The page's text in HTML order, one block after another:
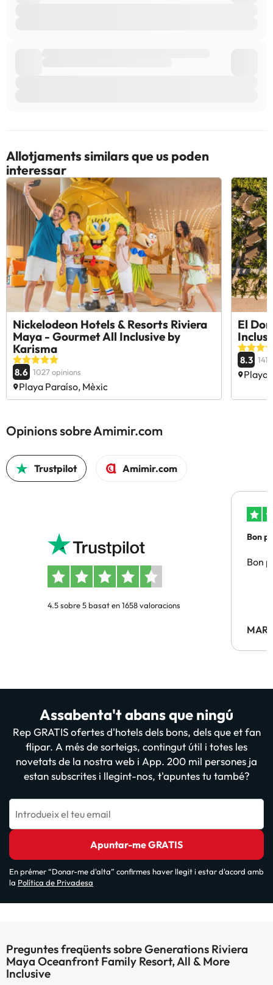
Allotjaments similars que us poden
interessar
Nickelodeon Hotels & Resorts Riviera
Maya - Gourmet All Inclusive by
Karisma
8.6 1027 opinions
Playa Paraíso, Mèxic
El
8.3 141
Playa
Opinions sobre Amimir.com
Trustpilot Amimir.com
4.5 sobre 5 basat en 1658 valoracions
Bon
Bon
Assabenta't abans que ningú
Rep GRATIS ofertes d'hotels dels bons, dels que et fan
flipar. A més de sorteigs, contingut útil i totes les
novetats de la nostra web i App. 200 mil persones ja
estan subscrites i llegint-nos, t'apuntes tu també?
Introdueix el teu email
Apuntar-me GRATIS
En prémer “Donar-me d'alta” confirmes haver llegit i estar d'acord amb
la Política de Privadesa
Preguntes freqüents sobre Generations Riviera
Maya Oceanfront Family Resort, All & More
Inclusive